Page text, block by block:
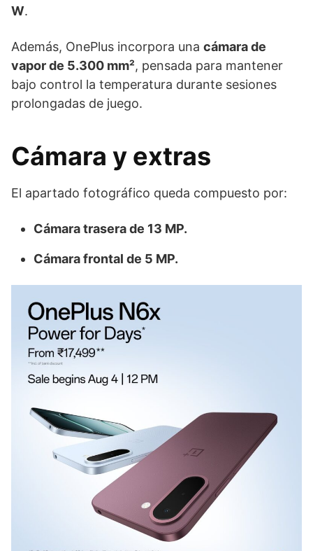
W.
Además, OnePlus incorpora una cámara de
vapor de 5.300 mm², pensada para mantener
bajo control la temperatura durante sesiones
prolongadas de juego.
Cámara y extras
El apartado fotográfico queda compuesto por:
Cámara trasera de 13 MP.
Cámara frontal de 5 MP.